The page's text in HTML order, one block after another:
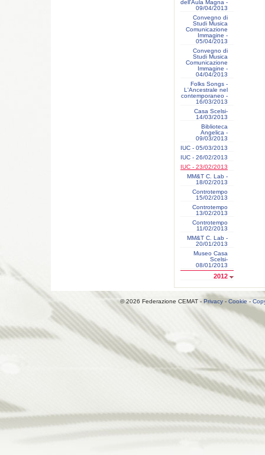
dell'Aula Magna -
09/04/2013
Convegno di
Studi Musica
Comunicazione
Immagine -
05/04/2013
Convegno di
Studi Musica
Comunicazione
Immagine -
04/04/2013
Folks Songs -
L'Ancestrale nel
contemporaneo -
16/03/2013
Casa Scelsi-
14/03/2013
Biblioteca
Angelica -
09/03/2013
IUC - 05/03/2013
IUC - 26/02/2013
IUC - 23/02/2013
MM&T C. Lab -
18/02/2013
Controtempo
15/02/2013
Controtempo
13/02/2013
Controtempo
11/02/2013
MM&T C. Lab -
20/01/2013
Museo Casa
Scelsi-
08/01/2013
2012
© 2026 Federazione CEMAT - Privacy - Cookie -